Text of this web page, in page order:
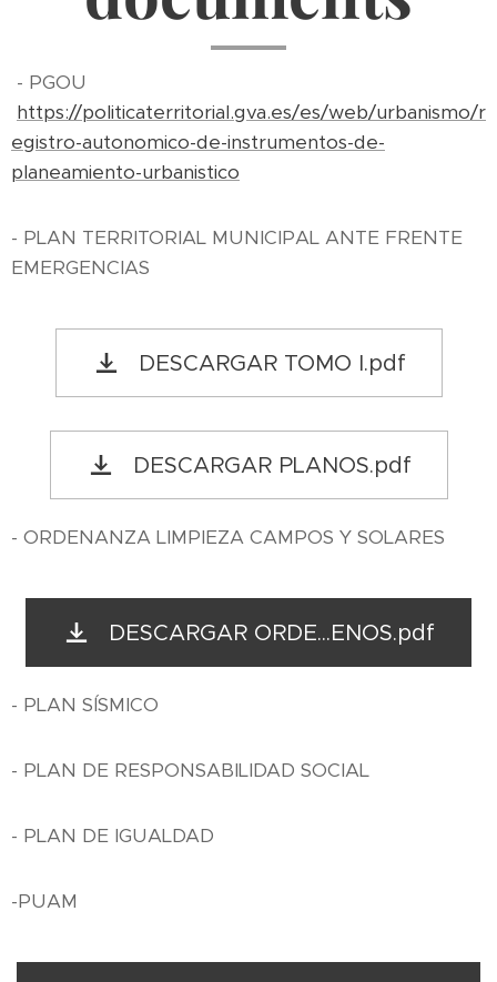
- PGOU
https://politicaterritorial.gva.es/es/web/urbanismo/r
egistro-autonomico-de-instrumentos-de-
planeamiento-urbanistico
- PLAN TERRITORIAL MUNICIPAL ANTE FRENTE
EMERGENCIAS
DESCARGAR TOMO I.pdf
DESCARGAR PLANOS.pdf
- ORDENANZA LIMPIEZA CAMPOS Y SOLARES
DESCARGAR ORDE...ENOS.pdf
- PLAN SÍSMICO
- PLAN DE RESPONSABILIDAD SOCIAL
- PLAN DE IGUALDAD
-PUAM